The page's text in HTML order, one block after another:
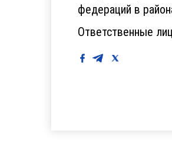
специализации. С
федераций в
Ответственные